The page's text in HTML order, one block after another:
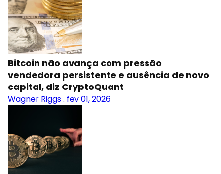
Bitcoin não avança com pressão
vendedora persistente e ausência de novo
capital, diz CryptoQuant
Wagner Riggs. fev 01, 2026